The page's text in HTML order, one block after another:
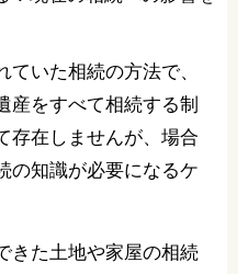
いた相続の方法で、
産をすべて相続する制
存在しませんが、場合
の知識が必要になるケ
きた土地や家屋の相続